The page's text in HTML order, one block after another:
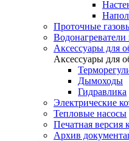
Проточные
Водонагреватели
Аксессуары для
Аксессуары для
Дымоходы
Гидравлика
Электрические
Тепловые насосы
Печатная версия
Архив